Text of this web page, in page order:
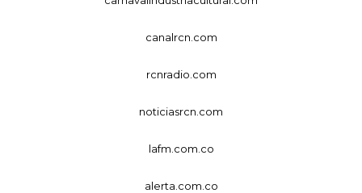
canalrcn.com
rcnradio.com
noticiasrcn.com
lafm.com.co
alerta.com.co